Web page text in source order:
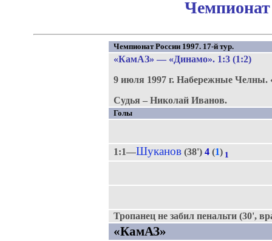
Чемпионат
Чемпионат России 1997. 17-й тур.
«КамАЗ» — «Динамо». 1:3 (1:2)
9 июля 1997 г. Набережные Челны.
Судья – Николай Иванов.
Голы
1:1—Шуканов(38') 4(1) 1
Тропанец не забил пенальти (30',
«КамАЗ»